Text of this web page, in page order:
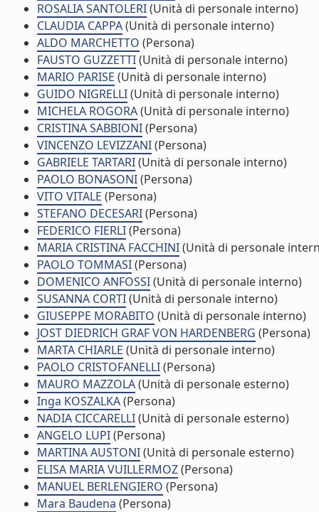
ROSALIA SANTOLERI(Unità di personale interno)
CLAUDIA CAPPA(Unità di personale interno)
ALDO MARCHETTO (Persona)
FAUSTO GUZZETTI(Unità di personale interno)
MARIO PARISE (Unità di personale interno)
GUIDO NIGRELLI(Unità di personale interno)
MICHELA ROGORA(Unità di personale interno)
CRISTINA SABBIONI(Persona)
VINCENZO LEVIZZANI(Persona)
GABRIELE TARTARI(Unità di personale interno)
PAOLO BONASONI(Persona)
VITO VITALE (Persona)
STEFANO DECESARI(Persona)
FEDERICO FIERLI(Persona)
MARIA CRISTINA FACCHINI(Unità di personale
PAOLO TOMMASI(Persona)
DOMENICO ANFOSSI(Unità di personale interno)
SUSANNA CORTI(Unità di personale interno)
GIUSEPPE MORABITO (Unità di personale interno)
JOST DIEDRICH GRAF VON HARDENBERG (Persona)
MARTA CHIARLE (Unità di personale interno)
PAOLO CRISTOFANELLI(Persona)
MAURO MAZZOLA(Unità di personale esterno)
Inga KOSZALKA(Persona)
NADIA CICCARELLI(Unità di personale esterno)
ANGELO LUPI(Persona)
MARTINA AUSTONI(Unità di personale esterno)
ELISA MARIA VUILLERMOZ(Persona)
MANUEL BERLENGIERO (Persona)
Mara Baudena (Persona)